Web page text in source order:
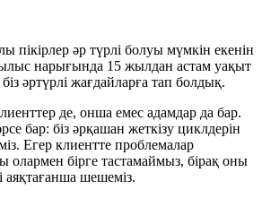
пікірлер әр түрлі болуы мүмкін екенін
нарығында 15 жылдан астам уақыт
әртүрлі жағдайларға тап болдық.
де, онша емес адамдар да бар.
бар: біз әрқашан жеткізу циклдерін
Егер клиентте проблемалар
олармен бірге тастамаймыз, бірақ оны
аяқтағанша шешеміз.